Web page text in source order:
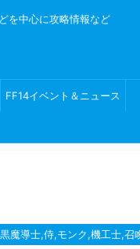
を中心に攻略情報など
FF14イベント＆ニュース
魔導士,侍,モンク,機工士,召